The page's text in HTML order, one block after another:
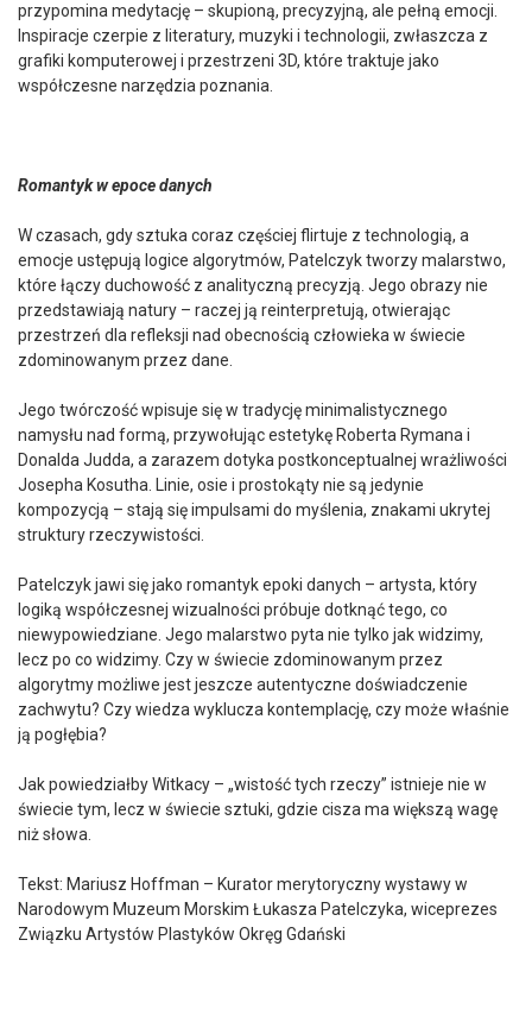
przypomina medytację – skupioną, precyzyjną, ale pełną emocji.
Inspiracje czerpie z literatury, muzyki i technologii, zwłaszcza z
grafiki komputerowej i przestrzeni 3D, które traktuje jako
współczesne narzędzia poznania.
Romantyk w epoce danych
W czasach, gdy sztuka coraz częściej flirtuje z technologią, a
emocje ustępują logice algorytmów, Patelczyk tworzy malarstwo,
które łączy duchowość z analityczną precyzją. Jego obrazy nie
przedstawiają natury – raczej ją reinterpretują, otwierając
przestrzeń dla refleksji nad obecnością człowieka w świecie
zdominowanym przez dane.
Jego twórczość wpisuje się w tradycję minimalistycznego
namysłu nad formą, przywołując estetykę Roberta Rymana i
Donalda Judda, a zarazem dotyka postkonceptualnej wrażliwości
Josepha Kosutha. Linie, osie i prostokąty nie są jedynie
kompozycją – stają się impulsami do myślenia, znakami ukrytej
struktury rzeczywistości.
Patelczyk jawi się jako romantyk epoki danych – artysta, który
logiką współczesnej wizualności próbuje dotknąć tego, co
niewypowiedziane. Jego malarstwo pyta nie tylko jak widzimy,
lecz po co widzimy. Czy w świecie zdominowanym przez
algorytmy możliwe jest jeszcze autentyczne doświadczenie
zachwytu? Czy wiedza wyklucza kontemplację, czy może właśnie
ją pogłębia?
Jak powiedziałby Witkacy – „wistość tych rzeczy” istnieje nie w
świecie tym, lecz w świecie sztuki, gdzie cisza ma większą wagę
niż słowa.
Tekst: Mariusz Hoffman – Kurator merytoryczny wystawy w
Narodowym Muzeum Morskim Łukasza Patelczyka, wiceprezes
Związku Artystów Plastyków Okręg Gdański